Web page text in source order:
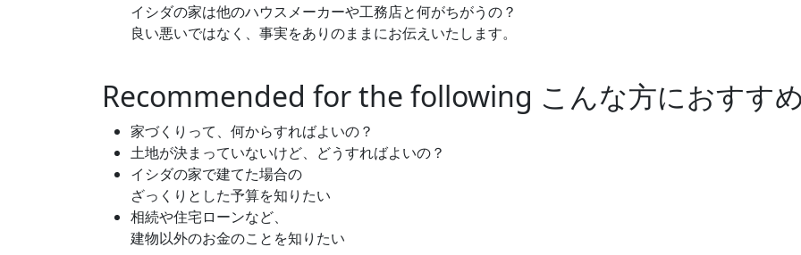
イシダの家は他のハウスメーカーや工務店と何がちがうの？
良い悪いではなく、事実をありのままにお伝えいたします。
Recommended for the following こんな方におすす
家づくりって、何からすればよいの？
土地が決まっていないけど、どうすればよいの？
イシダの家で建てた場合の
ざっくりとした予算を知りたい
相続や住宅ローンなど、
建物以外のお金のことを知りたい